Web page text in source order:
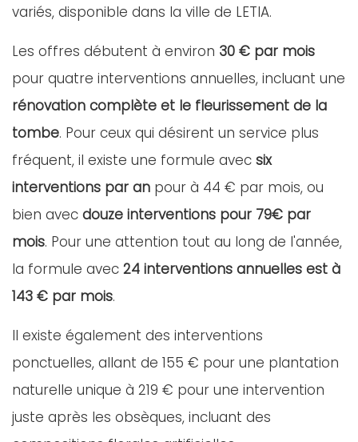
variés, disponible dans la ville de LETIA.
Les offres débutent à environ 30 € par mois
pour quatre interventions annuelles, incluant une
rénovation complète et le fleurissement de la
tombe. Pour ceux qui désirent un service plus
fréquent, il existe une formule avec six
interventions par an pour à 44 € par mois, ou
bien avec douze interventions pour 79€ par
mois. Pour une attention tout au long de l'année,
la formule avec 24 interventions annuelles est à
143 € par mois.
Il existe également des interventions
ponctuelles, allant de 155 € pour une plantation
naturelle unique à 219 € pour une intervention
juste après les obsèques, incluant des